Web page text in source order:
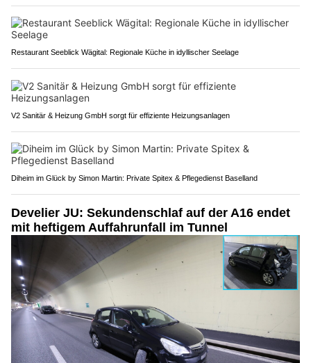
Restaurant Seeblick Wägital: Regionale Küche in idyllischer Seelage
V2 Sanitär & Heizung GmbH sorgt für effiziente Heizungsanlagen
Diheim im Glück by Simon Martin: Private Spitex & Pflegedienst Baselland
Develier JU: Sekundenschlaf auf der A16 endet
mit heftigem Auffahrunfall im Tunnel